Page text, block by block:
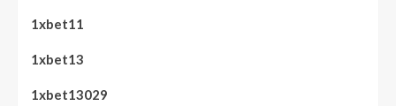
1xbet11
1xbet13
1xbet13029